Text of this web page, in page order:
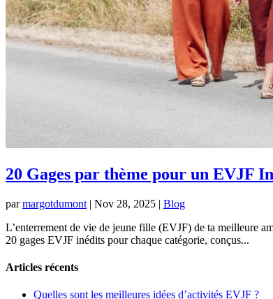
20 Gages par thème pour un EVJF
parmargotdumont | Nov 28, 2025 | Blog
L’enterrement de vie de jeune fille (EVJF) de ta meilleure
20 gages EVJF inédits pour chaque catégorie, conçus...
Articles récents
Quelles sont les meilleures idées d’activités EVJF ?